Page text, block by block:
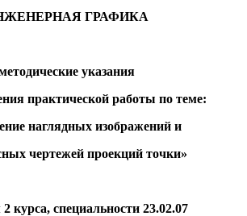
ГРАФИКА
указания
практической работы по теме:
наглядных изображений и
чертежей проекций точки»
2 курса, специальности 23.02.07